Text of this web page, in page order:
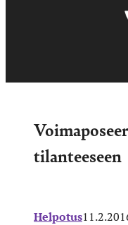
tilanteeseen
Helpotus